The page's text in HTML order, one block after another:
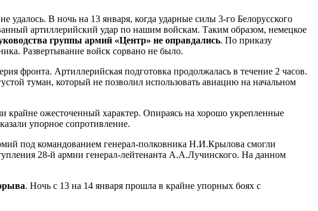
В ночь на 13 января, когда ударные силы 3-го Белорусского
артиллерийский удар по нашим войскам. Таким образом, немецкое
группы армий «Центр» не оправдались. По приказу
Развертывание войск сорвано не было.
фронта. Артиллерийская подготовка продолжалась в течение 2 часов.
туман, который не позволил использовать авиацию на начальном
ожесточенный характер. Опираясь на хорошо укрепленные
упорное сопротивление.
под командованием генерал-полковника Н.И.Крылова смогли
28-й армии генерал-лейтенанта А.А.Лучинского. На данном
. Ночь с 13 на 14 января прошла в крайне упорных боях с